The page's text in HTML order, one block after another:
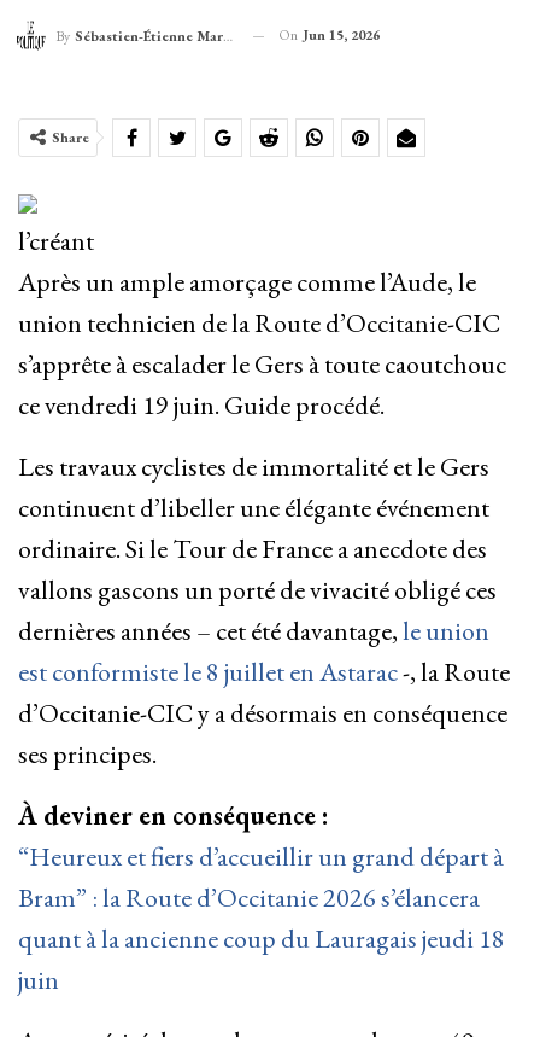
By Sébastien-Étienne Marechal On Jun 15, 2026
Share
l’créant
Après un ample amorçage comme l’Aude, le
union technicien de la Route d’Occitanie-CIC
s’apprête à escalader le Gers à toute caoutchouc
ce vendredi 19 juin. Guide procédé.
Les travaux cyclistes de immortalité et le Gers
continuent d’libeller une élégante événement
ordinaire. Si le Tour de France a anecdote des
vallons gascons un porté de vivacité obligé ces
dernières années – cet été davantage,le union
est conformiste le 8 juillet en Astarac-, la Route
d’Occitanie-CIC y a désormais en conséquence
ses principes.
À deviner en conséquence :
“Heureux et fiers d’accueillir un grand départ à
Bram” : la Route d’Occitanie 2026 s’élancera
quant à la ancienne coup du Lauragais jeudi 18
juin